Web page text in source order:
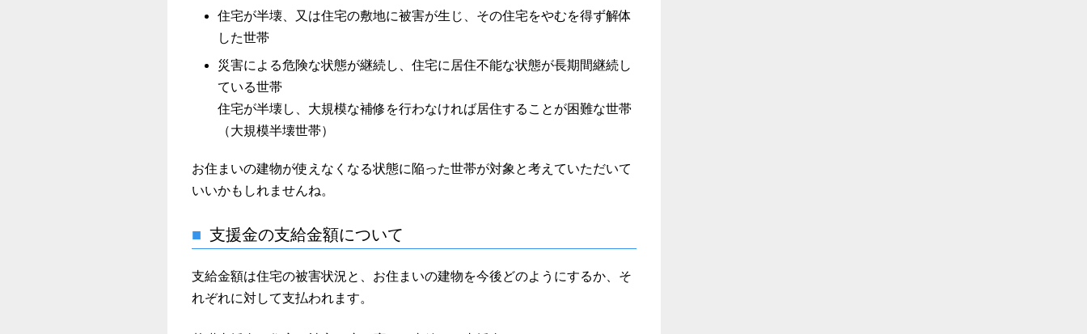
住宅が半壊、又は住宅の敷地に被害が生じ、その住宅をやむを得ず解体
した世帯
災害による危険な状態が継続し、住宅に居住不能な状態が長期間継続し
ている世帯
住宅が半壊し、大規模な補修を行わなければ居住することが困難な世帯
（大規模半壊世帯）
お住まいの建物が使えなくなる状態に陥った世帯が対象と考えていただいて
いいかもしれませんね。
支援金の支給金額について
支給金額は住宅の被害状況と、お住まいの建物を今後どのようにするか、そ
れぞれに対して支払われます。